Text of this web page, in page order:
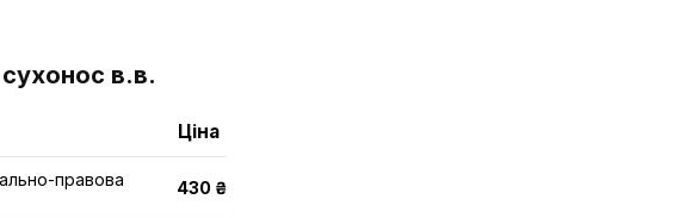
сухонос в.в.
Ціна
правова
430 ₴